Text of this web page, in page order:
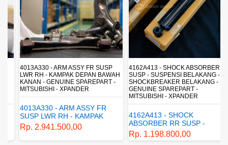
4013A330 - ARM ASSY FR SUSP
LWR RH - KAMPAK DEPAN BAWAH
KANAN - GENUINE SPAREPART -
MITSUBISHI - XPANDER
4013A330 - ARM ASSY FR
SUSP LWR RH - KAMPAK
DEPAN BAWAH KANAN -
GENUINE SPAREPART -
MITSUBISHI - XPANDER
Rp. 2.941.500,00
4162A413 - SHOCK ABSORBER RR
SUSP - SUSPENSI BELAKANG -
SHOCKBREAKER BELAKANG -
GENUINE SPAREPART -
MITSUBISHI - XPANDER
4162A413 - SHOCK
ABSORBER RR SUSP -
SUSPENSI BELAKANG -
SHOCKBREAKER BELAKANG
Rp. 1.198.800,00